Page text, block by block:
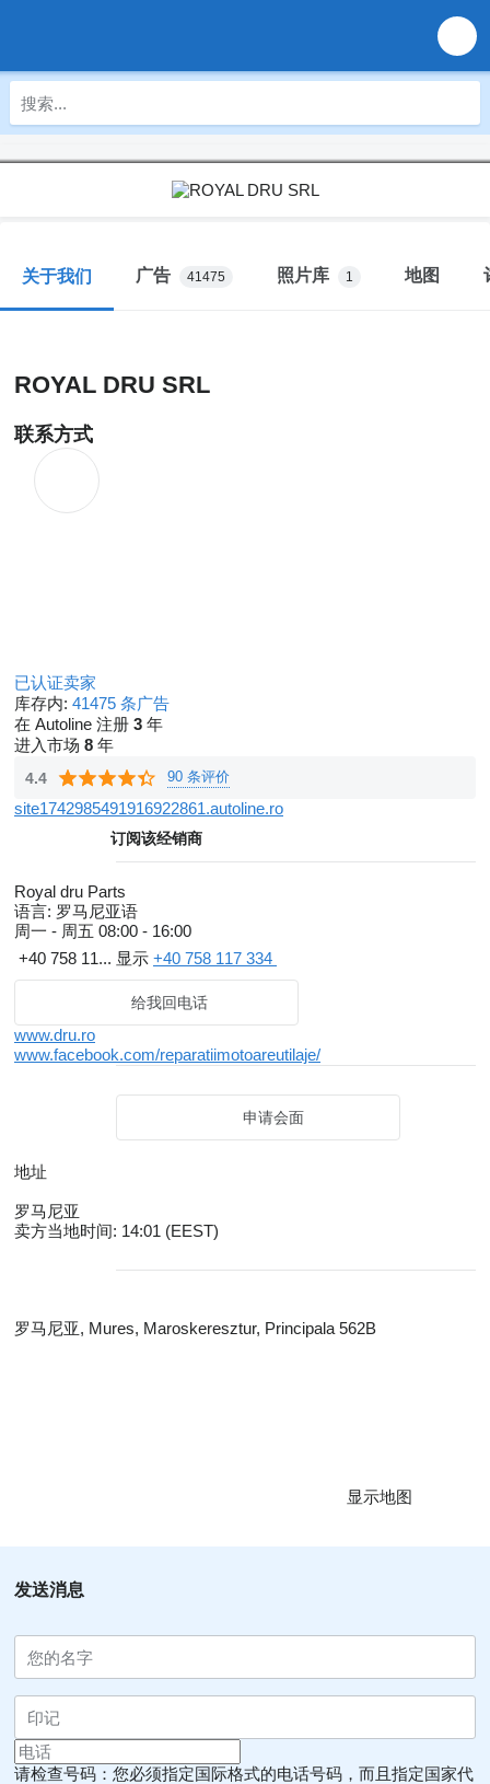
关于我们 广告 41475 照片库 1 地图
ROYAL DRU SRL
联系方式
已认证卖家
库存内: 41475 条广告
在 Autoline 注册 3 年
进入市场 8 年
4.4 90 条评价
site1742985491916922861.autoline.ro
订阅该经销商
Royal dru Parts
语言: 罗马尼亚语
周一 - 周五 08:00 - 16:00
+40 758 11... 显示 +40 758 117 334
给我回电话
www.dru.ro
www.facebook.com/reparatiimotoareutilaje/
申请会面
地址
罗马尼亚
卖方当地时间: 14:01 (EEST)
罗马尼亚, Mures, Maroskeresztur, Principala 562B
显示地图
发送消息
请检查号码：您必须指定国际格式的电话号码，而且指定国家代